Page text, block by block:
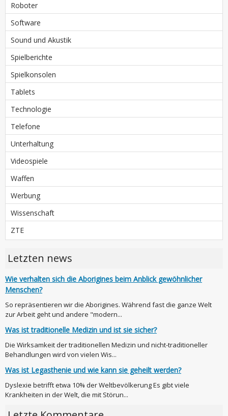
Roboter
Software
Sound und Akustik
Spielberichte
Spielkonsolen
Tablets
Technologie
Telefone
Unterhaltung
Videospiele
Waffen
Werbung
Wissenschaft
ZTE
Letzten news
Wie verhalten sich die Aborigines beim Anblick gewöhnlicher
Menschen?
So repräsentieren wir die Aborigines. Während fast die ganze Welt
zur Arbeit geht und andere "modern...
Was ist traditionelle Medizin und ist sie sicher?
Die Wirksamkeit der traditionellen Medizin und nicht-traditioneller
Behandlungen wird von vielen Wis...
Was ist Legasthenie und wie kann sie geheilt werden?
Dyslexie betrifft etwa 10% der Weltbevölkerung Es gibt viele
Krankheiten in der Welt, die mit Störun...